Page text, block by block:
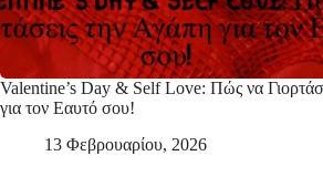
Valentine’s Day & Self Love: Πώς να
για τον Εαυτό σου!
13 Φεβρουαρίου, 2026